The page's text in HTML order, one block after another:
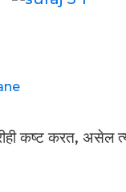
कष्ट करत, असेल